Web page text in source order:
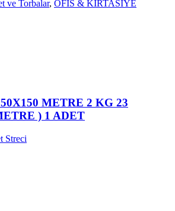
ve Torbalar, OFİS & KIRTASİYE
METRE 2 KG 23
) 1 ADET
Streci